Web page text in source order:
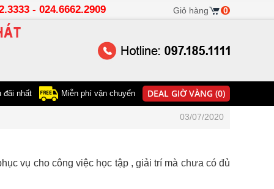
DEAL GIỜ VÀNG (0)
đãi nhất Miễn phí vận chuyển
03/07/2020
vụ cho công việc học tập , giải trí mà chưa có đủ
0
Giỏ hàng
- 024.6662.2909